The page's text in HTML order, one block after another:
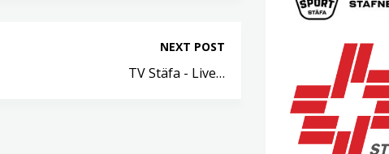
NEXT POST
TV Stäfa - Live…